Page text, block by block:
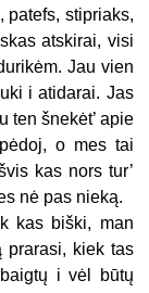
patefs, stipriaks,
atskirai, visi
Jau vien
i atidarai. Jas
ten šnekėt’ apie
o mes tai
kas nors tur’
nė pas nieką.
kas biški, man
prarasi, kiek tas
i vėl būtų